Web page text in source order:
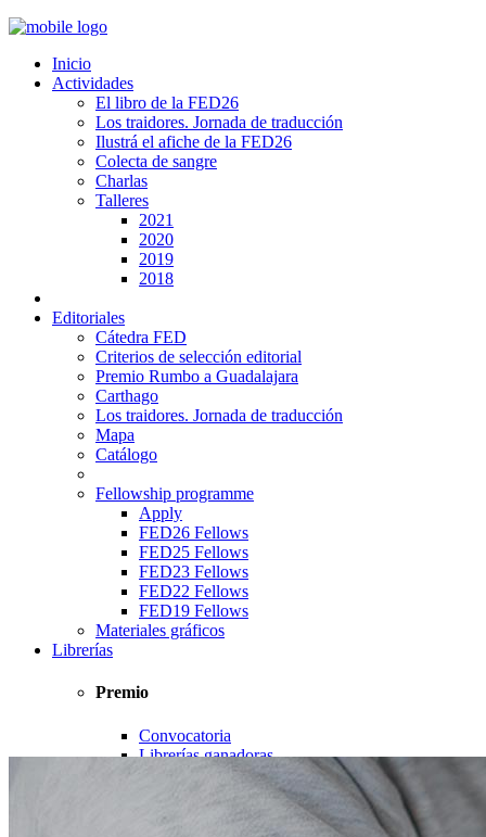
Inicio
Actividades
El libro de la FED26
Los traidores. Jornada de traducción
Ilustrá el afiche de la FED26
Colecta de sangre
Charlas
Talleres
2021
2020
2019
2018
Editoriales
Cátedra FED
Criterios de selección editorial
Premio Rumbo a Guadalajara
Carthago
Los traidores. Jornada de traducción
Mapa
Catálogo
Fellowship programme
Apply
FED26 Fellows
FED25 Fellows
FED23 Fellows
FED22 Fellows
FED19 Fellows
Materiales gráficos
Librerías
Premio
Convocatoria
Librerías ganadoras
Librerías aliadas